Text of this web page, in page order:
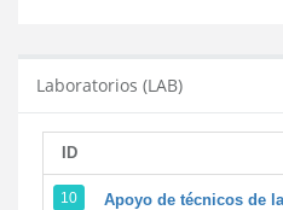
Laboratorios (LAB)
ID
10 Apoyo de técnicos de